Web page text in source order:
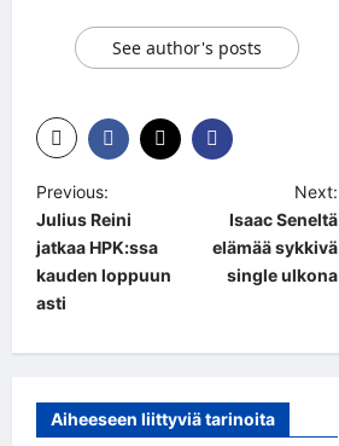
See author's posts
P
o
s
t
n
Previous:
Julius Reini
jatkaa HPK:ssa
kauden loppuun
asti
Next:
Isaac Seneltä
elämää sykkivä
single ulkona
Aiheeseen liittyviä tarinoita